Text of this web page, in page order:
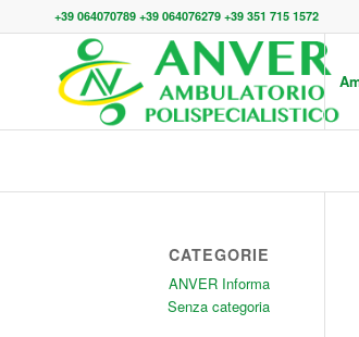
+39 064070789 +39 064076279 +39 351 715 1572
CATEGORIE
ANVER Informa
Senza categoria